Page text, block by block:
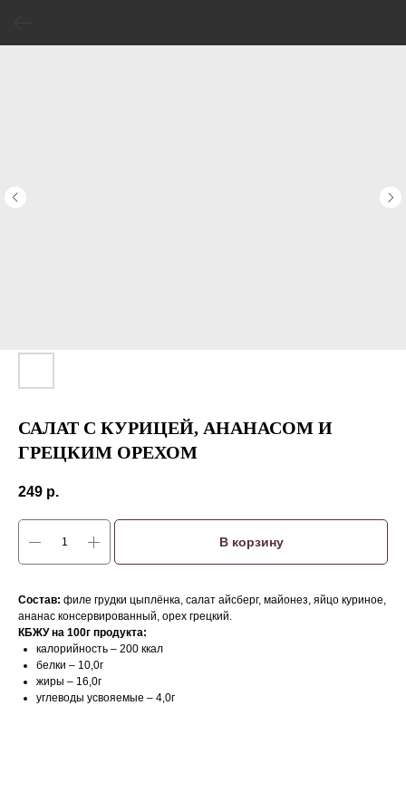
САЛАТ С КУРИЦЕЙ, АНАНАСОМ И
ГРЕЦКИМ ОРЕХОМ
249 р.
В корзину
Состав: филе грудки цыплёнка, салат айсберг, майонез, яйцо куриное,
ананас консервированный, орех грецкий.
КБЖУ на 100г продукта:
калорийность – 200 ккал
белки – 10,0г
жиры – 16,0г
углеводы усвояемые – 4,0г